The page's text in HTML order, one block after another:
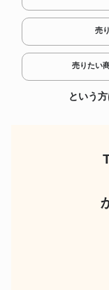
楽器
楽器
売
売りたい
という